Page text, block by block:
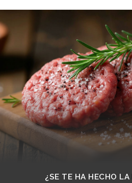
¿SE TE HA HECHO LA